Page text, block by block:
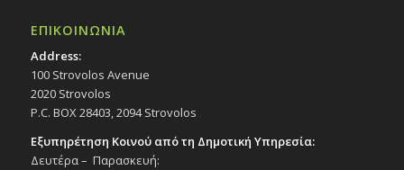
ΕΠΙΚΟΙΝΩΝΙΑ
Address:
100 Strovolos Avenue
2020 Strovolos
P.C. BOX 28403, 2094 Strovolos
Εξυπηρέτηση Κοινού από τη Δημοτική Υπηρεσία:
Δευτέρα – Παρασκευή: